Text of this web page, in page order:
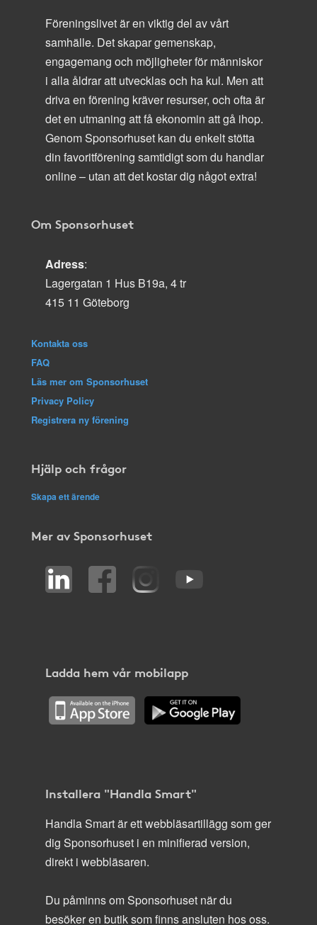
Föreningslivet är en viktig del av vårt
samhälle. Det skapar gemenskap,
engagemang och möjligheter för människor
i alla åldrar att utvecklas och ha kul. Men att
driva en förening kräver resurser, och ofta är
det en utmaning att få ekonomin att gå ihop.
Genom Sponsorhuset kan du enkelt stötta
din favoritförening samtidigt som du handlar
online – utan att det kostar dig något extra!
Om Sponsorhuset
Adress:
Lagergatan 1 Hus B19a, 4 tr
415 11 Göteborg
Kontakta oss
FAQ
Läs mer om Sponsorhuset
Privacy Policy
Registrera ny förening
Hjälp och frågor
Skapa ett ärende
Mer av Sponsorhuset
Ladda hem vår mobilapp
Installera "Handla Smart"
Handla Smart är ett webbläsartillägg som ger
dig Sponsorhuset i en minifierad version,
direkt i webbläsaren.
Du påminns om Sponsorhuset när du
besöker en butik som finns ansluten hos oss.